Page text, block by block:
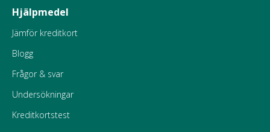
Hjälpmedel
Jämför kreditkort
Blogg
Frågor & svar
Undersökningar
Kreditkortstest